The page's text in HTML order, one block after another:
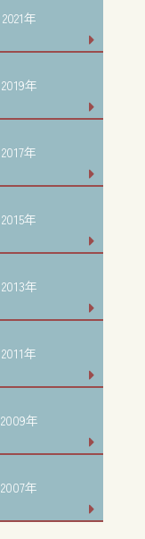
2021年
2019年
2017年
2015年
2013年
2011年
2009年
2007年